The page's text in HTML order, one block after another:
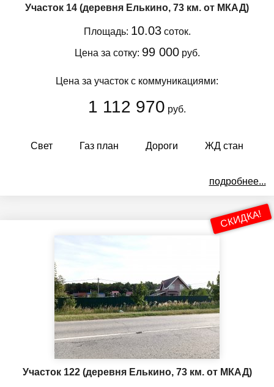
Участок 14 (деревня Елькино, 73 км. от МКАД)
Площадь: 10.03соток.
Цена за сотку: 99 000руб.
Цена за участок с коммуникациями:
1 112 970 руб.
Свет Газ план Дороги ЖД стан
подробнее...
СКИДКА!
Участок 122 (деревня Елькино, 73 км. от МКАД)